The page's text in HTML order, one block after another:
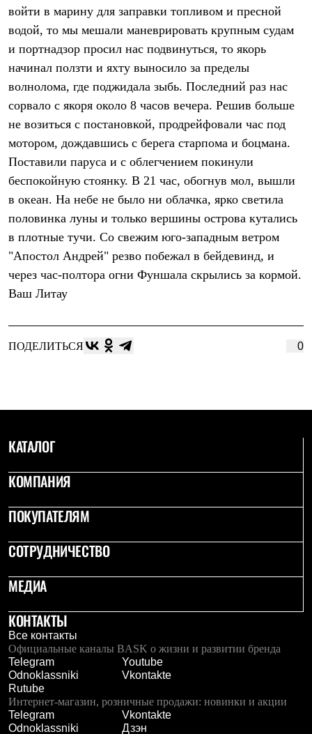
Брюки
Утепленная синтетикой
Комбинезоны
Куртки
Брюки
Лёгкая одежда
Футболки
Брюки
Софтшелл одежда
Куртки
Флисовая одежда
Куртки
Брюки
Комбинезоны
Термобелье
Комплект термобелья
Снаряжение
Палатки и тенты
Палатки
Тенты
Аксессуары для палаток
Экспедиционные
Альпинистские
Аксессуары для спальников
Сумки и баулы
Баулы
Кошельки
Гермомешки
Полезные аксессуары
Еда
Коврики
Обувь
Женская обувь
Ботинки
Мужская обувь
Ботинки
Кроссовки
Сапоги
Гамаши и бахилы
Гамаши
Бахилы
Тапочки и чуни
войти в марину для заправки топливом и пресной
водой, то мы мешали маневрировать крупным судам
и портнадзор просил нас подвинуться, то якорь
начинал ползти и яхту выносило за пределы
волнолома, где поджидала зыбь. Последний раз нас
сорвало с якоря около 8 часов вечера. Решив больше
не возиться с постановкой, продрейфовали час под
мотором, дождавшись с берега старпома и боцмана.
Поставили паруса и с облегчением покинули
беспокойную стоянку. В 21 час, обогнув мол, вышли
в океан. На небе не было ни облачка, ярко светила
половинка луны и только вершины острова кутались
в плотные тучи. Со свежим юго-западным ветром
"Апостол Андрей" резво побежал в бейдевинд, и
через час-полтора огни Фуншала скрылись за кормой.
Ваш Литау
ПОДЕЛИТЬСЯ 0
КАТАЛОГ
КОМПАНИЯ
ПОКУПАТЕЛЯМ
СОТРУДНИЧЕСТВО
МЕДИА
КОНТАКТЫ
Все контакты
Официальные каналы BASK о жизни и развитии бренда
Telegram
Youtube
Odnoklassniki
Vkontakte
Rutube
Интернет-магазин, розничные продажи: новинки и акции
Telegram
Vkontakte
Odnoklassniki
Дзэн